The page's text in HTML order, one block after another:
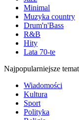
Minimal
Muzyka country
Drum'n'Bass
R&B
Hity
Lata 70-te
Najpopularniejsze
Wiadomości
Kultura
Sport
Polityka